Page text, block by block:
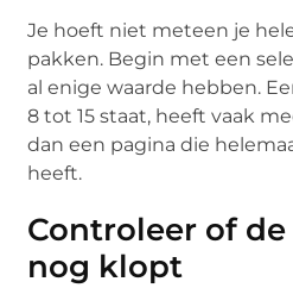
Je hoeft niet meteen je
pakken. Begin met een
al enige waarde hebben.
8 tot 15 staat, heeft vaak
dan een pagina die
heeft.
Controleer of
nog klopt